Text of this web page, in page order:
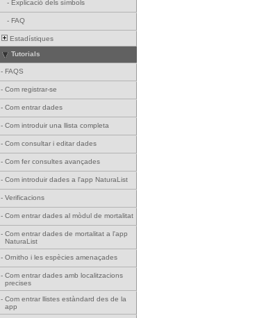
- Explicació dels símbols
- FAQ
Estadístiques
Tutorials
- FAQS
- Com registrar-se
- Com entrar dades
- Com introduir una llista completa
- Com consultar i editar dades
- Com fer consultes avançades
- Com introduir dades a l'app NaturaList
- Verificacions
- Com entrar dades al mòdul de mortalitat
- Com entrar dades de mortalitat a l'app
NaturaList
- Ornitho i les espècies amenaçades
- Com entrar dades amb localitzacions
precises
- Com entrar llistes estàndard des de la
app